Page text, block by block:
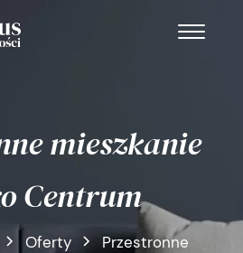
mieszkanie
Centrum
Oferty
Przestronne